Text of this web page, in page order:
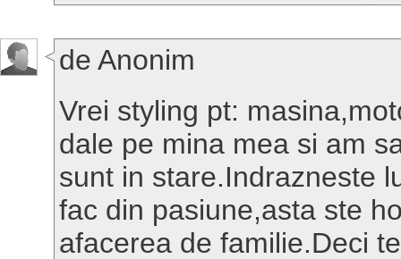
de Anonim
Vrei styling pt:
dale pe mina mea si am
sunt in stare.Indrazneste
fac din pasiune,asta ste
afacerea de familie.Deci